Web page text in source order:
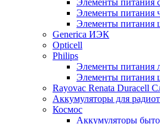
Элементы питания
Элементы питания
Элементы питания
Generica ИЭК
Opticell
Philips
Элементы питания
Элементы питания
Rayovac Renata Duracell
Аккумуляторы для
Космос
Аккумуляторы